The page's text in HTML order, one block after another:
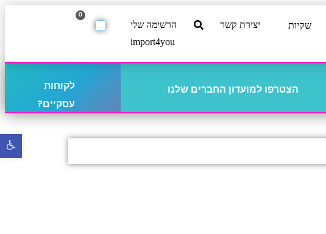
שקיות יצירת קשר
הרשימה שלי
import4you
0
הצטרפו למועדון החברים שלנו
לקוחות
עסקיים?
פתח